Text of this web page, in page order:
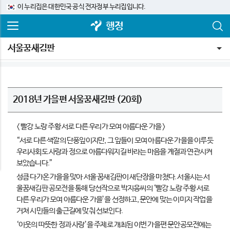
이 누리집은 대한민국 공식 전자정부 누리집입니다.
행정
서울꿈새김판
2018년 가을편 서울꿈새김판 (20회)
< 빨강 노랑 주황 서로 다른 우리가 모여 아름다운 가을 >
“서로 다른 색깔의 단풍잎이지만, 그 잎들이 모여 아름다운 가을을 이루듯
우리사회도 사랑과 정으로 아름다워지길 바라는 마음을 계절과 연관시켜
보았습니다.”
성큼 다가온 가을을 맞아 서울 꿈새김판이 새단장을 마쳤다. 서울시는 서
울꿈새김판 공모전을 통해 당선작으로 박지웅씨의 ‘빨강 노랑 주황 서로
다른 우리가 모여 아름다운 가을’을 선정하고, 문안에 맞는 이미지 작업을
거쳐 시민들의 출근길에 맞춰 선보인다.
‘이웃의 따뜻한 정과 사랑’을 주제로 개최된 이번 가을편 문안공모전에는